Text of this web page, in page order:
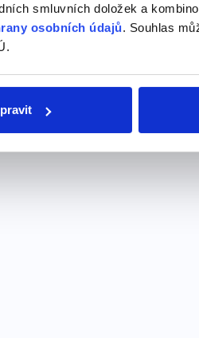
smluvních doložek a
osobních údajů. Souhlas